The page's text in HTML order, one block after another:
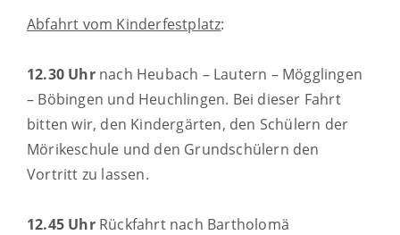
Abfahrt vom Kinderfestplatz:
12.30 Uhrnach Heubach – Lautern – Mögglingen
– Böbingen und Heuchlingen. Bei dieser Fahrt
bitten wir, den Kindergärten, den Schülern der
Mörikeschule und den Grundschülern den
Vortritt zu lassen.
12.45 UhrRückfahrt nach Bartholomä